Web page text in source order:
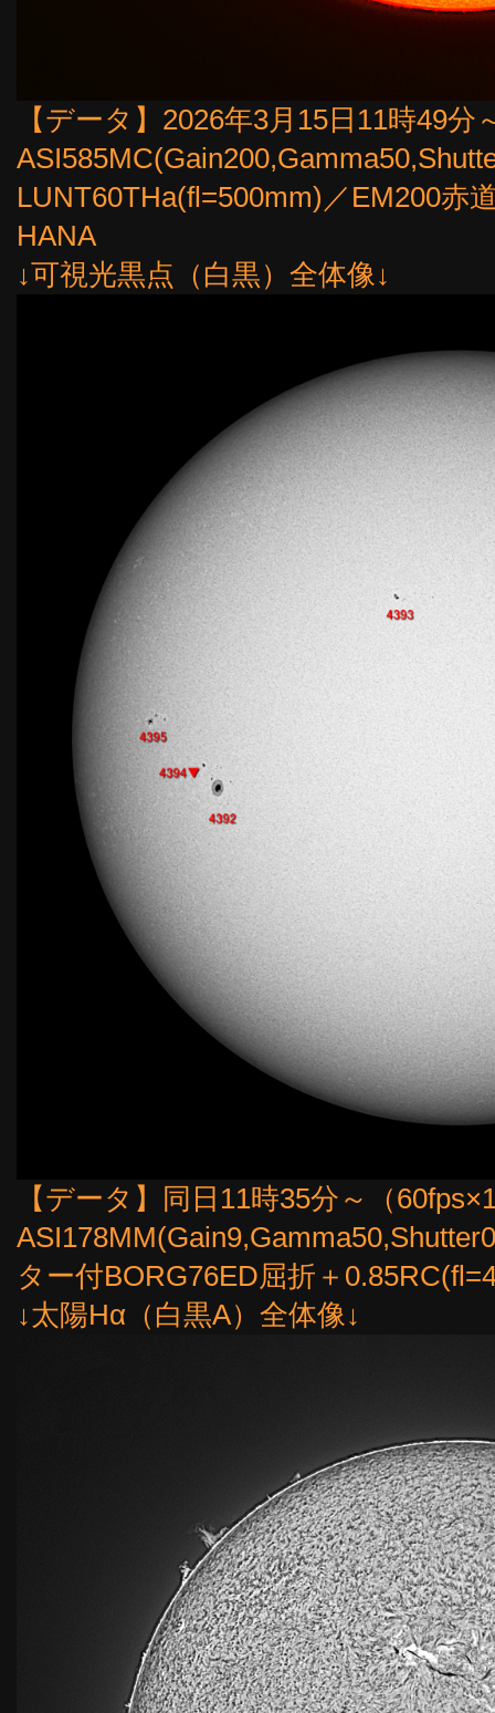
【データ】2026年3月15日11時49分
LUNT60THa(fl=500mm)／EM200赤
HANA
↓可視光黒点（白黒）全体像↓
【データ】同日11時35分～（
ター付BORG76ED屈折＋
↓太陽Hα（白黒A）全体像↓